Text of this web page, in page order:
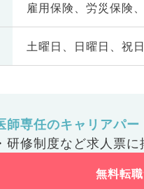
雇用保険、労災保険
土曜日、日曜日、祝日
師専任のキャリアパー
研修制度など求人票に
無料転